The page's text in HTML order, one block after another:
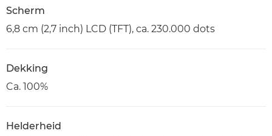
Scherm
6,8 cm (2,7 inch) LCD (TFT), ca. 230.000 dots
Dekking
Ca. 100%
Helderheid